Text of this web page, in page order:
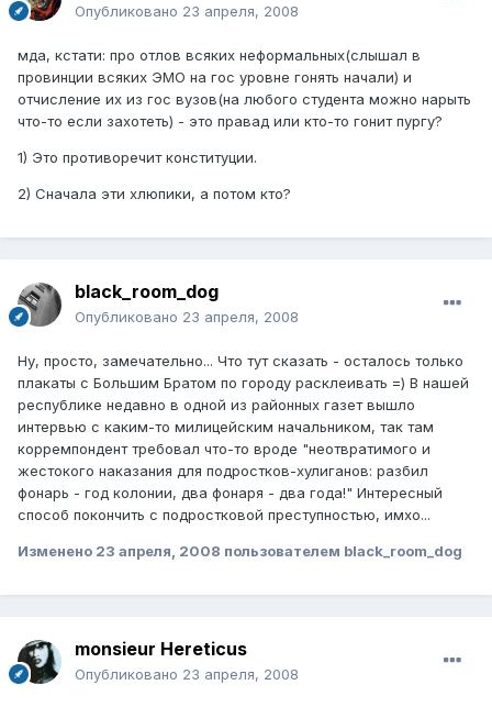
Опубликовано 23 апреля, 2008
мда, кстати: про отлов всяких неформальных(слышал в
провинции всяких ЭМО на гос уровне гонять начали) и
отчисление их из гос вузов(на любого студента можно нарыть
что-то если захотеть) - это правад или кто-то гонит пургу?
1) Это противоречит конституции.
2) Сначала эти хлюпики, а потом кто?
black_room_dog
Опубликовано 23 апреля, 2008
Ну, просто, замечательно... Что тут сказать - осталось только
плакаты с Большим Братом по городу расклеивать =) В нашей
республике недавно в одной из районных газет вышло
интервью с каким-то милицейским начальником, так там
корремпондент требовал что-то вроде "неотвратимого и
жестокого наказания для подростков-хулиганов: разбил
фонарь - год колонии, два фонаря - два года!" Интересный
способ покончить с подростковой преступностью, имхо...
Изменено 23 апреля, 2008 пользователем black_room_dog
monsieur Hereticus
Опубликовано 23 апреля, 2008